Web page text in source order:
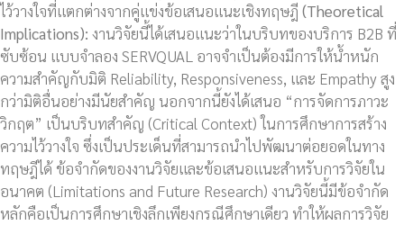
ไว้วางใจที่แตกต่างจากคู่แข่งข้อเสนอแนะเชิงทฤษฎี (Theoretical
Implications): งานวิจัยนี้ได้เสนอแนะว่าในบริบทของบริการ B2B ที่
ซับซ้อน แบบจำลอง SERVQUAL อาจจำเป็นต้องมีการให้น้ำหนัก
ความสำคัญกับมิติ Reliability, Responsiveness, และ Empathy สูง
กว่ามิติอื่นอย่างมีนัยสำคัญ นอกจากนี้ยังได้เสนอ “การจัดการภาวะ
วิกฤต” เป็นบริบทสำคัญ (Critical Context) ในการศึกษาการสร้าง
ความไว้วางใจ ซึ่งเป็นประเด็นที่สามารถนำไปพัฒนาต่อยอดในทาง
ทฤษฎีได้ ข้อจำกัดของงานวิจัยและข้อเสนอแนะสำหรับการวิจัยใน
อนาคต (Limitations and Future Research) งานวิจัยนี้มีข้อจำกัด
หลักคือเป็นการศึกษาเชิงลึกเพียงกรณีศึกษาเดียว ทำให้ผลการวิจัย